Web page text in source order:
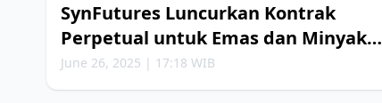
SynFutures Luncurkan Kontrak
Perpetual untuk Emas dan Minyak
Bumi
June 26, 2025 | 17:18 WIB